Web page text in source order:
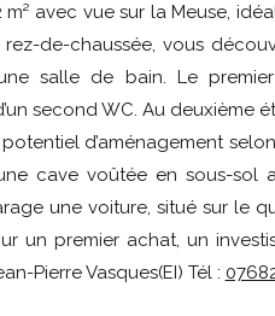
m² avec vue sur la Meuse,
de-chaussée, vous
salle de bain. Le
second WC. Au deuxième
d’aménagement
cave voûtée en sous-sol
une voiture, situé sur le
un premier achat, un
Pierre Vasques(EI) Tél :